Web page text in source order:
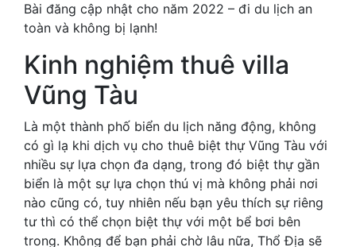
Bài đăng cập nhật cho năm 2022 – đi du lịch an
toàn và không bị lạnh!
Kinh nghiệm thuê villa
Vũng Tàu
Là một thành phố biển du lịch năng động, không
có gì lạ khi dịch vụ cho thuê biệt thự Vũng Tàu với
nhiều sự lựa chọn đa dạng, trong đó biệt thự gần
biển là một sự lựa chọn thú vị mà không phải nơi
nào cũng có, tuy nhiên nếu bạn yêu thích sự riêng
tư thì có thể chọn biệt thự với một bể bơi bên
trong. Không để bạn phải chờ lâu nữa, Thổ Địa sẽ